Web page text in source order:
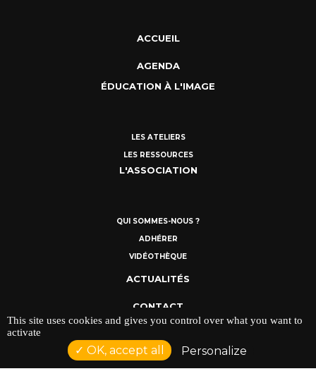
ACCUEIL
AGENDA
ÉDUCATION À L'IMAGE
LES ATELIERS
LES RESSOURCES
L'ASSOCIATION
QUI SOMMES-NOUS ?
ADHÉRER
VIDÉOTHÈQUE
ACTUALITÉS
CONTACT
POLITIQUE DE CONFIDENTIALITÉ
This site uses cookies and gives you control over what you want to
activate
OK, accept all Personalize